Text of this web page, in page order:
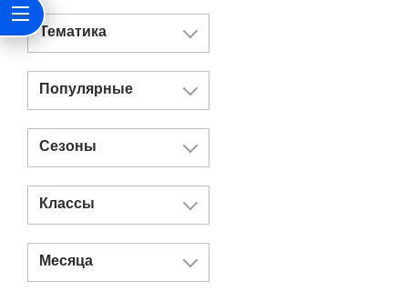
Тематика
Популярные
Сезоны
Классы
Месяца